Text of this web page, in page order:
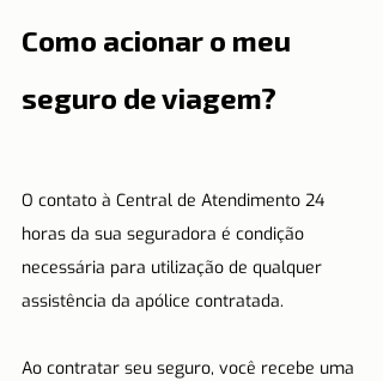
Como acionar o meu
seguro de viagem?
O contato à Central de Atendimento 24
horas da sua seguradora é condição
necessária para utilização de qualquer
assistência da apólice contratada.
Ao contratar seu seguro, você recebe uma